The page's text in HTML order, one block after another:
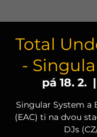
Total
-
pá 18. 2.
  |
Singular System a
(EAC) ti na dvou
DJs